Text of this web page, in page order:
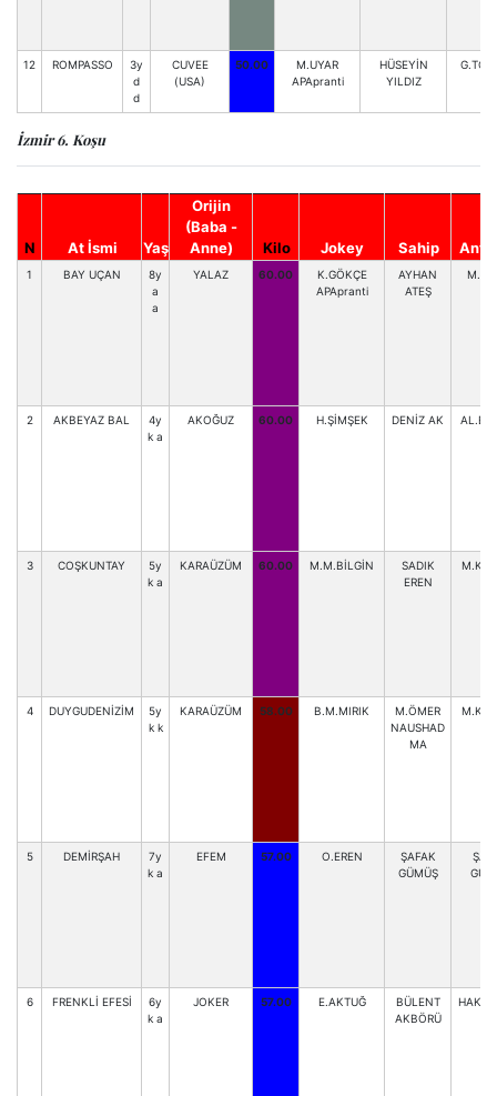
12 ROMPASSO
3y
d
d
CUVEE
(USA)
50.00
M.UYAR
APApranti
HÜSEYİN
YILDIZ
İzmir 6. Koşu
N At İsmi Yaş
Orijin
(Baba -
Anne)
Kilo Jokey Sahip
1 BAY UÇAN
8y
a
a
YALAZ 60.00
K.GÖKÇE
APApranti
AYHAN
ATEŞ
2 AKBEYAZ BAL
4y
k a
AKOĞUZ 60.00 H.ŞİMŞEK DENİZ AK
3 COŞKUNTAY
5y
k a
KARAÜZÜM 60.00 M.M.BİLGİN
SADIK
EREN
4 DUYGUDENİZİM
5y
k k
KARAÜZÜM 58.00 B.M.MIRIK
M.ÖMER
NAUSHAD
MA
5 DEMİRŞAH
7y
k a
EFEM 57.00 O.EREN
ŞAFAK
GÜMÜŞ
6 FRENKLİ EFESİ
6y
k a
JOKER 57.00 E.AKTUĞ
BÜLENT
AKBÖRÜ